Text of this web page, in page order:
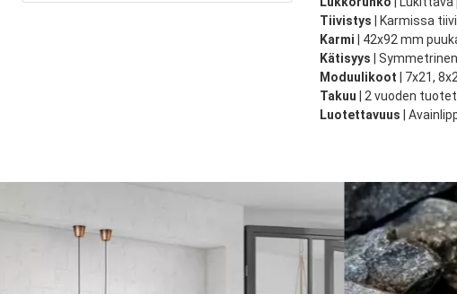
Tiivistys
| Karmissa
Karmi | 42x92 mm
Kätisyys |
Moduulikoot
| 7x21,
Takuu
| 2 vuoden
Luotettavuus
|
Oletko ostanut
Tuotearviointi
Palvelu/toimitus
Nimimerkki